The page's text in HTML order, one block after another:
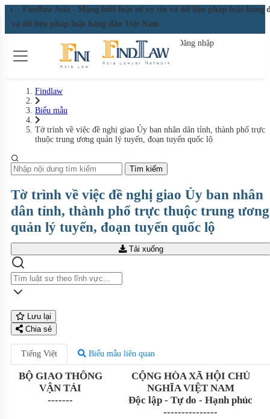
Findlaw Asia - Mạng lưới luật sư uy tín và dữ liệu pháp luật hàng
và dữ liệu pháp luật hàng đầu Việt Nam
Đăng nhập
Findlaw
Biểu mẫu
Tờ trình về việc đề nghị giao Ủy ban nhân dân tỉnh, thành phố trực
thuộc trung ương quản lý tuyến, đoạn tuyến quốc lộ
Tìm kiếm
Tờ trình về việc đề nghị giao Ủy ban nhân
dân tỉnh, thành phố trực thuộc trung ương
quản lý tuyến, đoạn tuyến quốc lộ
Tải xuống
Lưu lại
Chia sẻ
Tiếng Việt Biểu mẫu liên quan
BỘ GIAO THÔNG
VẬN TẢI
-------
CỘNG HÒA XÃ HỘI CHỦ
NGHĨA VIỆT NAM
Độc lập - Tự do - Hạnh phúc
---------------